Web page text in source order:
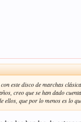
con este disco de marchas
creo que se han dado
ellos, que por lo menos es lo